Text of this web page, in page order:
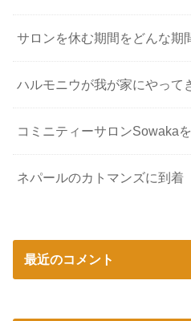
サロンを休む期間をどんな期
ハルモニウが我が家にやって
コミニティーサロンSowaka
ネパールのカトマンズに到着
最近のコメント